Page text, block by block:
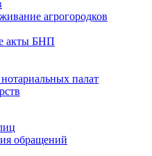
агрогородков
акты БНП
палат
обращений